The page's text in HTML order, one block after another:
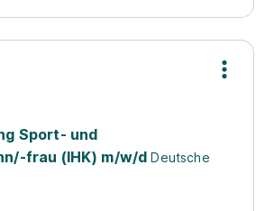
Sport- und
frau (IHK) m/w/d Deutsche